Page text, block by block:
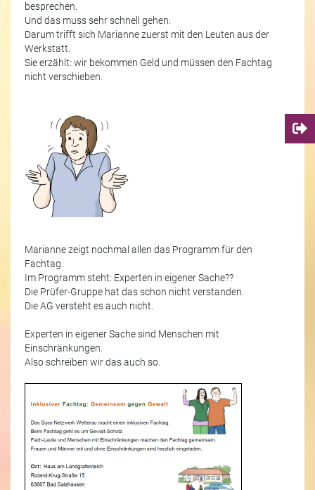
besprechen.
Und das muss sehr schnell gehen.
Darum trifft sich Marianne zuerst mit den Leuten aus der
Werkstatt.
Sie erzählt: wir bekommen Geld und müssen den Fachtag
nicht verschieben.
Marianne zeigt nochmal allen das Programm für den
Fachtag.
Im Programm steht: Experten in eigener Sache??
Die Prüfer-Gruppe hat das schon nicht verstanden.
Die AG versteht es auch nicht.
Experten in eigener Sache sind Menschen mit
Einschränkungen.
Also schreiben wir das auch so.